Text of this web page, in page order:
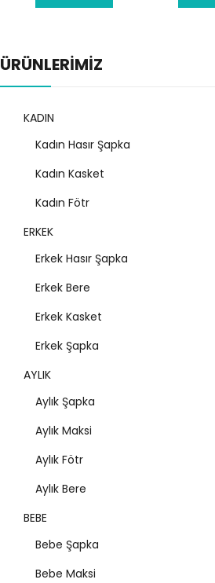
ÜRÜNLERİMİZ
KADIN
Kadın Hasır Şapka
Kadın Kasket
Kadın Fötr
ERKEK
Erkek Hasır Şapka
Erkek Bere
Erkek Kasket
Erkek Şapka
AYLIK
Aylık Şapka
Aylık Maksi
Aylık Fötr
Aylık Bere
BEBE
Bebe Şapka
Bebe Maksi